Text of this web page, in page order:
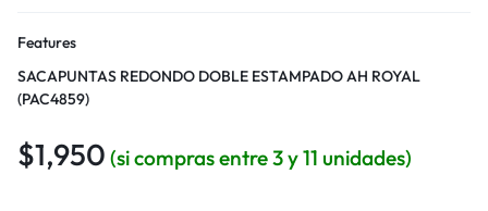
Features
SACAPUNTAS REDONDO DOBLE ESTAMPADO AH ROYAL
(PAC4859)
$1,950 (si compras entre 3 y 11 unidades)